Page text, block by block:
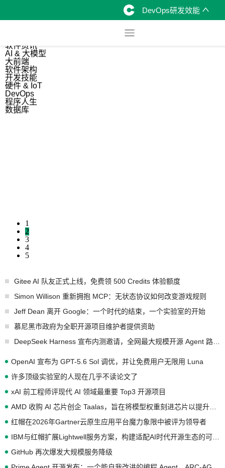
DevOps研发效能
软件资讯
AI & 大模型
大前端
软件架构
开发技能
硬件 & IoT
DevOps
程序人生
数据库
1
2
3
4
5
Gitee AI 队友正式上线，免费领 500 Credits 体验额度
Simon Willison 重新拥抱 MCP：无状态协议如何改变游戏规则
Jeff Dean 离开 Google：一个时代的结束，一个实验室的开始
慕尼黑市政府为全职开源项目维护者提供资助
OpenAI 宣布为 GPT-5.6 Sol 调优，并让免费用户无限用 Luna
许多顶级实验室的人现在几乎不读论文了
xAI 前工程师评现代 AI 领域最重要 Top3 开源项目
红帽在2026年Gartner云原生应用平台魔力象限中被评为领导者
GitHub 再次爆发大规模服务降级